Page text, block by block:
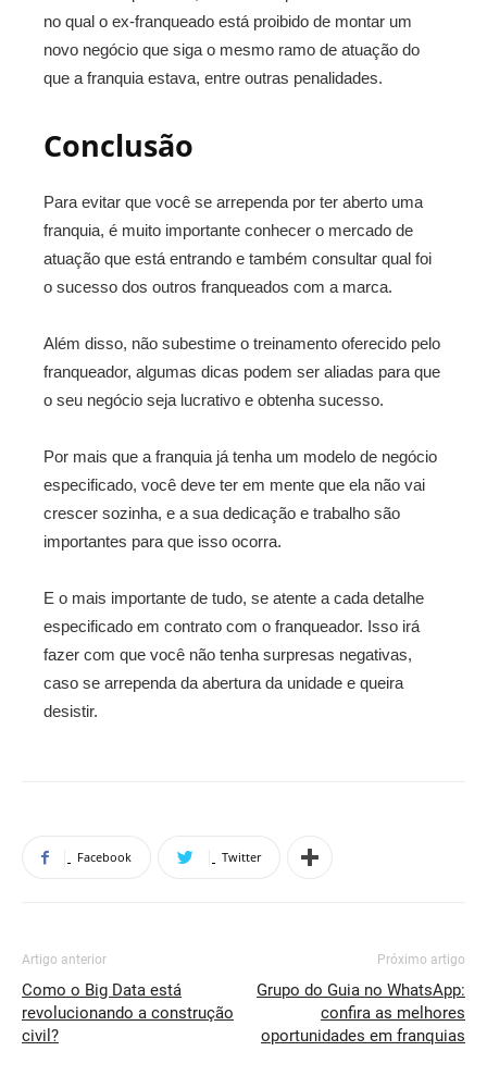
no qual o ex-franqueado está proibido de montar um
novo negócio que siga o mesmo ramo de atuação do
que a franquia estava, entre outras penalidades.
Conclusão
Para evitar que você se arrependa por ter aberto uma
franquia, é muito importante conhecer o mercado de
atuação que está entrando e também consultar qual foi
o sucesso dos outros franqueados com a marca.
Além disso, não subestime o treinamento oferecido pelo
franqueador, algumas dicas podem ser aliadas para que
o seu negócio seja lucrativo e obtenha sucesso.
Por mais que a franquia já tenha um modelo de negócio
especificado, você deve ter em mente que ela não vai
crescer sozinha, e a sua dedicação e trabalho são
importantes para que isso ocorra.
E o mais importante de tudo, se atente a cada detalhe
especificado em contrato com o franqueador. Isso irá
fazer com que você não tenha surpresas negativas,
caso se arrependa da abertura da unidade e queira
desistir.
Facebook Twitter
Artigo anterior
Como o Big Data está
revolucionando a construção
civil?
Próximo artigo
Grupo do Guia no WhatsApp:
confira as melhores
oportunidades em franquias